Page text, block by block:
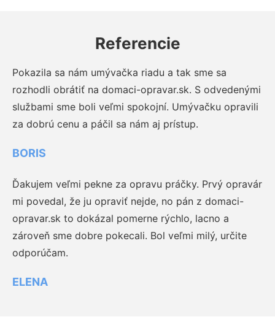
Referencie
Pokazila sa nám umývačka riadu a tak sme sa
rozhodli obrátiť na domaci-opravar.sk. S odvedenými
službami sme boli veľmi spokojní. Umývačku opravili
za dobrú cenu a páčil sa nám aj prístup.
BORIS
Ďakujem veľmi pekne za opravu práčky. Prvý opravár
mi povedal, že ju opraviť nejde, no pán z domaci-
opravar.sk to dokázal pomerne rýchlo, lacno a
zároveň sme dobre pokecali. Bol veľmi milý, určite
odporúčam.
ELENA